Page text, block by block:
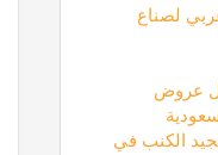
لصناع
عروض
الكنب في